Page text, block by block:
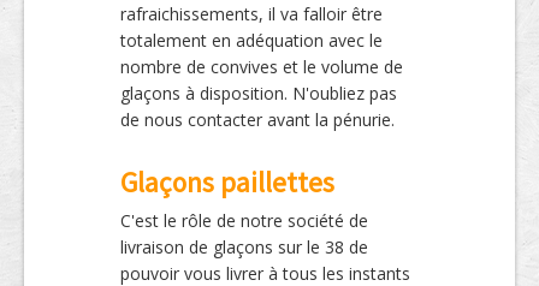
rafraichissements, il va falloir être
totalement en adéquation avec le
nombre de convives et le volume de
glaçons à disposition. N'oubliez pas
de nous contacter avant la pénurie.
Glaçons paillettes
C'est le rôle de notre société de
livraison de glaçons sur le 38 de
pouvoir vous livrer à tous les instants